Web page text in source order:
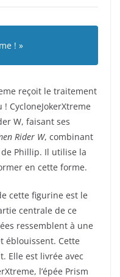
! »
reçoit le traitement
CycloneJokerXtreme
W, faisant ses
Rider W, combinant
Phillip. Il utilise la
en cette forme.
cette figurine est le
centrale de ce
ressemblent à une
éblouissent. Cette
Elle est livrée avec
l’épée Prism